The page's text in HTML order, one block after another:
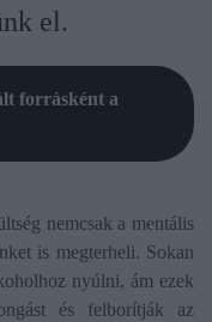
el.
forrásként a
nemcsak a mentális
is megterheli. Sokan
nyúlni, ám ezek
és felborítják az